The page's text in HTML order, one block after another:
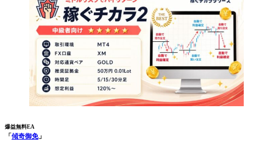
爆益無料EA
「 傾奇御免」